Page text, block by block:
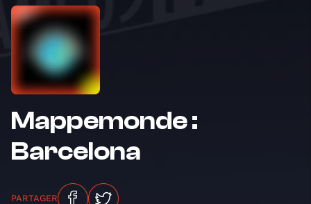
Mappemonde :
Barcelona
PARTAGER